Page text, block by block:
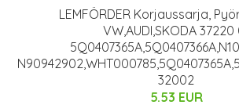
LEMFÖRDER Korjaussarja,
VW,AUDI,SKODA 37220
32002
5.53 EUR